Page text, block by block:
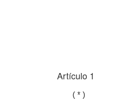
Artículo 1
   (*)